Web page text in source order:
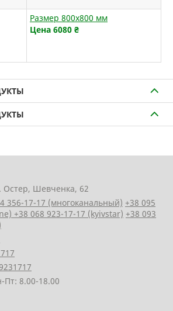
Размер 800х800 мм
Цена 6080 ₴
Остер, Шевченка, 62
356-17-17 (многоканальный) +38 095
+38 068 923-17-17 (kyivstar) +38 093
8.00-18.00